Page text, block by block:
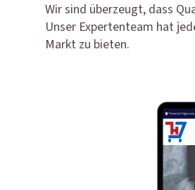
Wir sind überzeugt, dass
Unser Expertenteam hat
Markt zu bieten.